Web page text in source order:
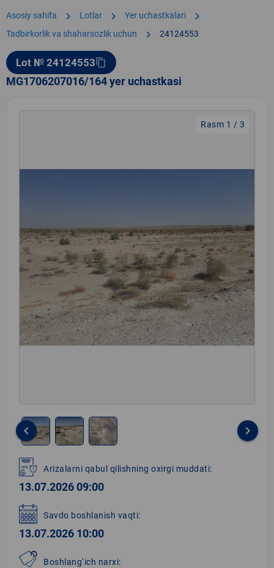
Asosiy sahifa chevron_right Lotlar chevron_right Yer uchastkalari chevron_right
Tadbirkorlik va shaharsozlik uchun chevron_right 24124553
Lot № 24124553content_copy
MG1706207016/164 yer uchastkasi
Rasm 1 / 3
1
of
3
keyboard_arrow_left keyboard_arrow_right
Arizalarni qabul qilishning oxirgi muddati:
13.07.2026 09:00
Savdo boshlanish vaqti:
13.07.2026 10:00
Boshlang‘ich narxi: